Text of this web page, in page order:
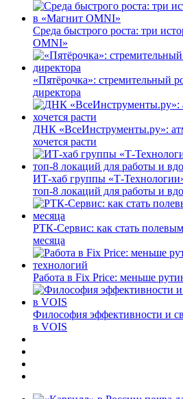
Среда быстрого роста: три
OMNI»
«Пятёрочка»: стремительный
директора
ДНК «ВсеИнструменты.ру»:
хочется расти
ИТ-хаб группы «Т-
топ-8 локаций для работы и
РТК-Сервис: как стать
месяца
Работа в Fix Price: меньше
Философия эффективности и
в VOIS